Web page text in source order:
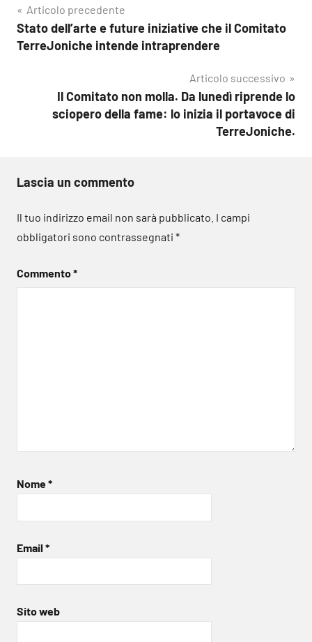
Navigazione
articoli
Articolo precedente
Stato dell’arte e future iniziative che il Comitato
TerreJoniche intende intraprendere
Articolo successivo
Il Comitato non molla. Da lunedì riprende lo
sciopero della fame: lo inizia il portavoce di
TerreJoniche.
Lascia un commento
Il tuo indirizzo email non sarà pubblicato. I campi
obbligatori sono contrassegnati *
Commento*
Nome*
Email *
Sito web